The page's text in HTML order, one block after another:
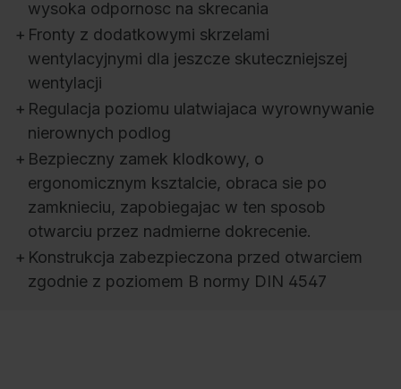
wysoka odpornosc na skrecania
+ Fronty z dodatkowymi skrzelami
wentylacyjnymi dla jeszcze skuteczniejszej
wentylacji
+ Regulacja poziomu ulatwiajaca wyrownywanie
nierownych podlog
+ Bezpieczny zamek klodkowy, o
ergonomicznym ksztalcie, obraca sie po
zamknieciu, zapobiegajac w ten sposob
otwarciu przez nadmierne dokrecenie.
+ Konstrukcja zabezpieczona przed otwarciem
zgodnie z poziomem B normy DIN 4547